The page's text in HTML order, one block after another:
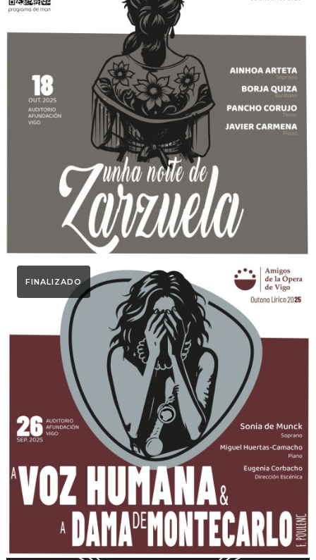
UNA NOCHE DE ZARZUELA
Otoño Lírico
LA VOZ HUMANA & LA
DAMA DE MONTECARLO
Otoño Lírico
FINALIZADO